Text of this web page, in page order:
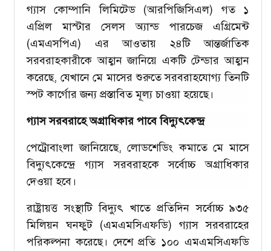
গ্যাস কোম্পানি লিমিটেড (আরপিজিসিএল) গত ১
এপ্রিল মাস্টার সেলস অ্যান্ড পারচেজ এগ্রিমেন্ট
(এমএসপিএ) এর আওতায় ২৪টি আন্তর্জাতিক
সরবরাহকারীকে আহ্বান জানিয়ে একটি টেন্ডার আহ্বান
করেছে, যেখানে মে মাসের শুরুতে সরবরাহযোগ্য তিনটি
স্পট কার্গোর জন্য প্রস্তাবিত মূল্য চাওয়া হয়েছে।
গ্যাস সরবরাহে অগ্রাধিকার পাবে বিদ্যুৎকেন্দ্র
পেট্রোবাংলা জানিয়েছে, লোডশেডিং কমাতে মে মাসে
বিদ্যুৎকেন্দ্রে গ্যাস সরবরাহকে সর্বোচ্চ অগ্রাধিকার
দেওয়া হবে।
রাষ্ট্রায়ত্ত সংস্থাটি বিদ্যুৎ খাতে প্রতিদিন সর্বোচ্চ ৯৩৫
মিলিয়ন ঘনফুট (এমএমসিএফডি) গ্যাস সরবরাহের
পরিকল্পনা করেছে। দেশে প্রতি ১০০ এমএমসিএফডি